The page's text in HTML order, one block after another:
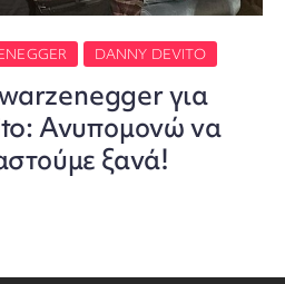
DANNY DEVITO
για
Ανυπομονώ να
ξανά!